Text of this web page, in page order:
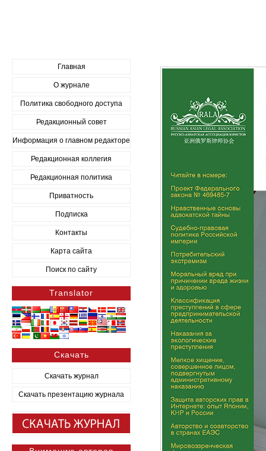
Главная
О журнале
Политика свободного доступа
Редакционный совет
Информация о главном редакторе
Редакционная коллегия
Редакционная политика
Приватность
Подписка
Контакты
Карта сайта
Поиск по сайту
Translator
Скачать
Скачать журнал
Скачать презентацию журнала